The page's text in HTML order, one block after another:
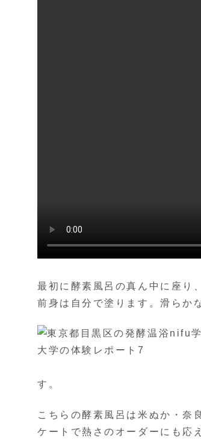
最初に酵素風呂の真ん中に座り
前身は自分で塗ります。滑らか
す。
こちらの酵素風呂は米ぬか・奈
ケートで熱さのオーダーにも応